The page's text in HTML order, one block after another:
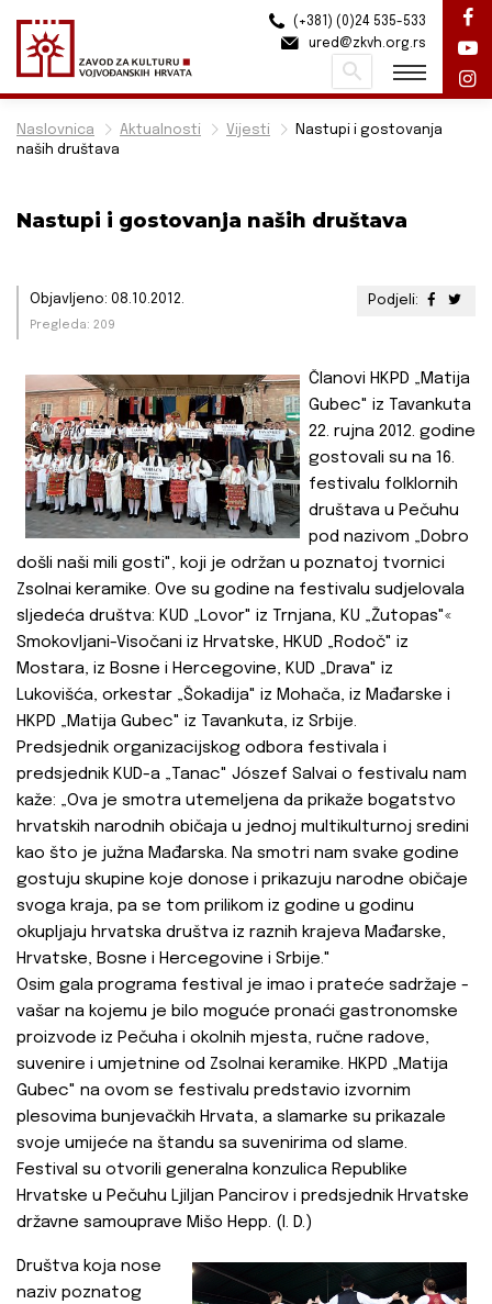
Naslovnica Aktualnosti Vijesti
Nastupi i gostovanja
naših društava
Nastupi i gostovanja naših društava
Podjeli:
Objavljeno: 08.10.2012.
Pregleda: 209
Članovi HKPD „Matija
Gubec" iz Tavankuta
22. rujna 2012. godine
gostovali su na 16.
festivalu folklornih
društava u Pečuhu
pod nazivom „Dobro
došli naši mili gosti", koji je održan u poznatoj tvornici
Zsolnai keramike. Ove su godine na festivalu sudjelovala
sljedeća društva: KUD „Lovor" iz Trnjana, KU „Žutopas"«
Smokovljani-Visočani iz Hrvatske, HKUD „Rodoč" iz
Mostara, iz Bosne i Hercegovine, KUD „Drava" iz
Lukovišća, orkestar „Šokadija" iz Mohača, iz Mađarske i
HKPD „Matija Gubec" iz Tavankuta, iz Srbije.
Predsjednik organizacijskog odbora festivala i
predsjednik KUD-a „Tanac" Jószef Salvai o festivalu nam
kaže: „Ova je smotra utemeljena da prikaže bogatstvo
hrvatskih narodnih običaja u jednoj multikulturnoj sredini
kao što je južna Mađarska. Na smotri nam svake godine
gostuju skupine koje donose i prikazuju narodne običaje
svoga kraja, pa se tom prilikom iz godine u godinu
okupljaju hrvatska društva iz raznih krajeva Mađarske,
Hrvatske, Bosne i Hercegovine i Srbije."
Osim gala programa festival je imao i prateće sadržaje -
vašar na kojemu je bilo moguće pronaći gastronomske
proizvode iz Pečuha i okolnih mjesta, ručne radove,
suvenire i umjetnine od Zsolnai keramike. HKPD „Matija
Gubec" na ovom se festivalu predstavio izvornim
plesovima bunjevačkih Hrvata, a slamarke su prikazale
svoje umijeće na štandu sa suvenirima od slame.
Festival su otvorili generalna konzulica Republike
Hrvatske u Pečuhu Ljiljan Pancirov i predsjednik Hrvatske
državne samouprave Mišo Hepp. (I. D.)
Društva koja nose
naziv poznatog
(+381) (0)24 535-533
ured@zkvh.org.rs
Pretraži